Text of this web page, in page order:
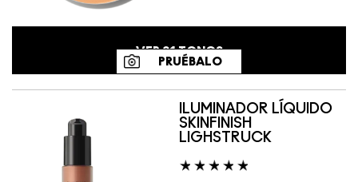
VER31TONOS
PRUÉBALO
ILUMINADOR LÍQUIDO
SKINFINISH
LIGHSTRUCK